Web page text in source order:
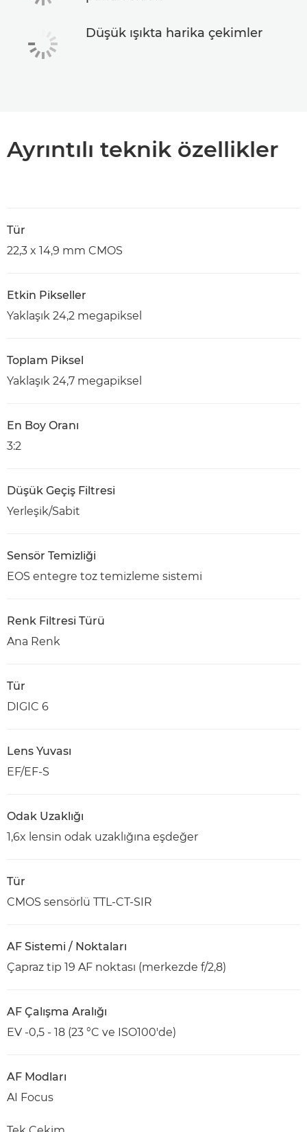
Düşük ışıkta harika çekimler
Ayrıntılı teknik özellikler
Tür
22,3 x 14,9 mm CMOS
Etkin Pikseller
Yaklaşık 24,2 megapiksel
Toplam Piksel
Yaklaşık 24,7 megapiksel
En Boy Oranı
3:2
Düşük Geçiş Filtresi
Yerleşik/Sabit
Sensör Temizliği
EOS entegre toz temizleme sistemi
Renk Filtresi Türü
Ana Renk
Tür
DIGIC 6
Lens Yuvası
EF/EF-S
Odak Uzaklığı
1,6x lensin odak uzaklığına eşdeğer
Tür
CMOS sensörlü TTL-CT-SIR
AF Sistemi / Noktaları
Çapraz tip 19 AF noktası (merkezde f/2,8)
AF Çalışma Aralığı
EV -0,5 - 18 (23 °C ve ISO100'de)
AF Modları
AI Focus